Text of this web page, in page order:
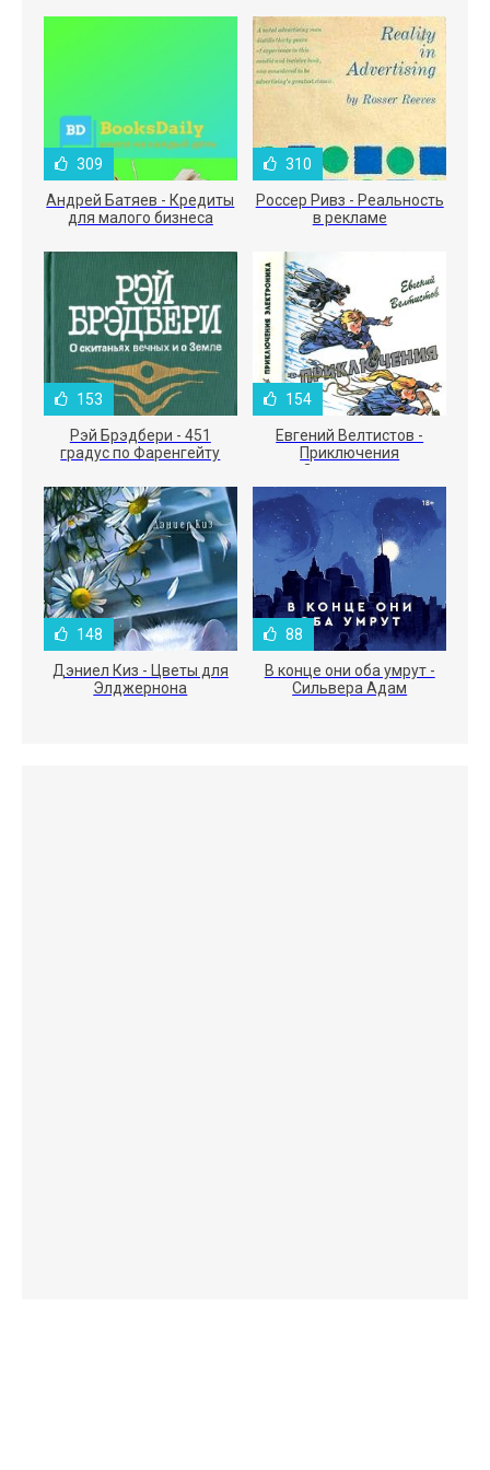
309
Андрей Батяев - Кредиты
для малого бизнеса
310
Россер Ривз - Реальность
в рекламе
153
Рэй Брэдбери - 451
градус по Фаренгейту
154
Евгений Велтистов -
Приключения
Электроника
148
Дэниел Киз - Цветы для
Элджернона
88
В конце они оба умрут -
Сильвера Адам